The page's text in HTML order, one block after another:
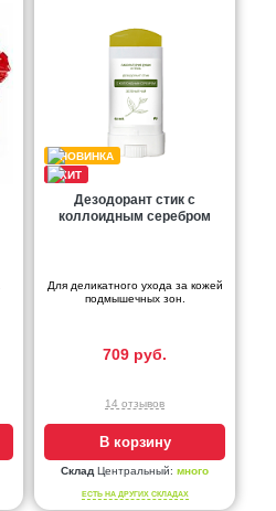
Дезодорант стик с
коллоидным серебром
Для деликатного ухода за кожей
подмышечных зон.
709 руб.
14 отзывов
В корзину
Склад Центральный: много
ЕСТЬ НА ДРУГИХ СКЛАДАХ